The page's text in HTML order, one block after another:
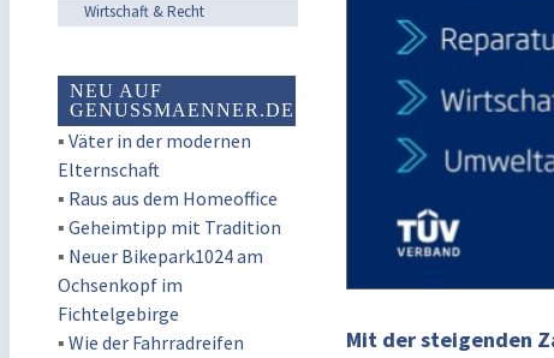
Wirtschaft & Recht
NEU AUF
GENUSSMAENNER.DE
▪ Väter in der modernen
Elternschaft
▪ Raus aus dem Homeoffice
▪ Geheimtipp mit Tradition
▪ Neuer Bikepark1024 am
Ochsenkopf im
Fichtelgebirge
▪ Wie der Fahrradreifen
Mit der steigenden